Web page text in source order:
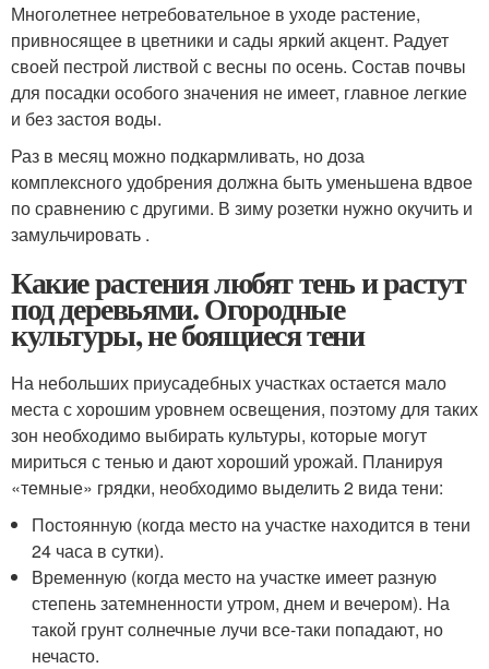
Многолетнее нетребовательное в уходе растение,
привносящее в цветники и сады яркий акцент. Радует
своей пестрой листвой с весны по осень. Состав почвы
для посадки особого значения не имеет, главное легкие
и без застоя воды.
Раз в месяц можно подкармливать, но доза
комплексного удобрения должна быть уменьшена вдвое
по сравнению с другими. В зиму розетки нужно окучить и
замульчировать .
Какие растения любят тень и растут
под деревьями. Огородные
культуры, не боящиеся тени
На небольших приусадебных участках остается мало
места с хорошим уровнем освещения, поэтому для таких
зон необходимо выбирать культуры, которые могут
мириться с тенью и дают хороший урожай. Планируя
«темные» грядки, необходимо выделить 2 вида тени:
Постоянную (когда место на участке находится в тени
24 часа в сутки).
Временную (когда место на участке имеет разную
степень затемненности утром, днем и вечером). На
такой грунт солнечные лучи все-таки попадают, но
нечасто.